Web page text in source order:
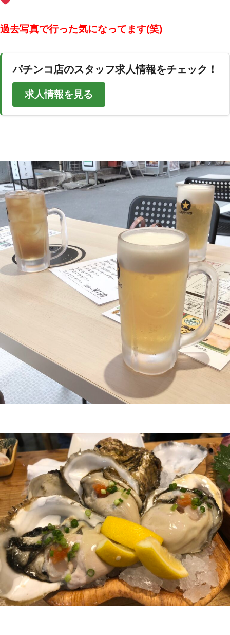
過去写真で行った気になってます(笑)
パチンコ店のスタッフ求人情報をチェック！
求人情報を見る